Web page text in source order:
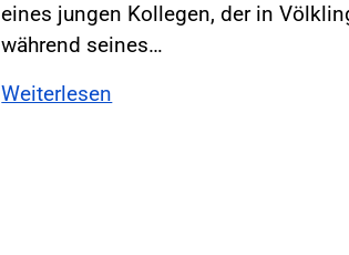
eines jungen Kollegen, der in
während seines…
Weiterlesen